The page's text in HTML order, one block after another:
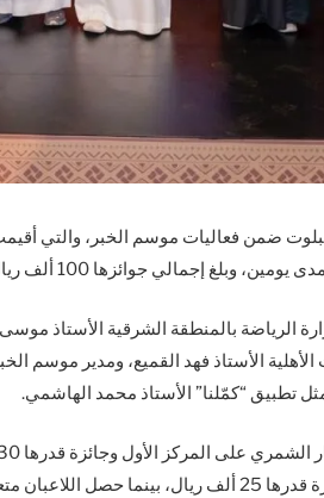
ضمن فعاليات موسم الخبر، والتي
وبلغ إجمالي جوائزها 100 ألف ريال.
الرياضة بالمنطقة الشرقية الأستاذ
الأستاذ فهد القميع، ومدير موسم
تطبيق “كمّلنا” الأستاذ محمد الهاشمي.
أحمد الخالدي وسليم النجيبي بجائزة قدرها 25 ألف